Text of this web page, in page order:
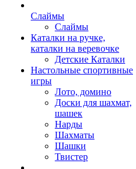
Слаймы
Слаймы
Каталки на ручке,
каталки на веревочке
Детские Каталки
Настольные спортивные
игры
Лото, домино
Доски для шахмат,
шашек
Нарды
Шахматы
Шашки
Твистер